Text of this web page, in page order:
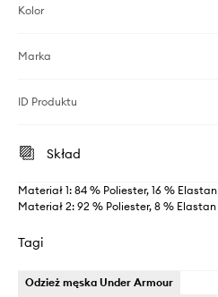
Kolor
Marka
ID Produktu
Skład
Materiał 1: 84 % Poliester, 16 % Elastan
Materiał 2: 92 % Poliester, 8 % Elastan
Tagi
Odzież męska Under Armour